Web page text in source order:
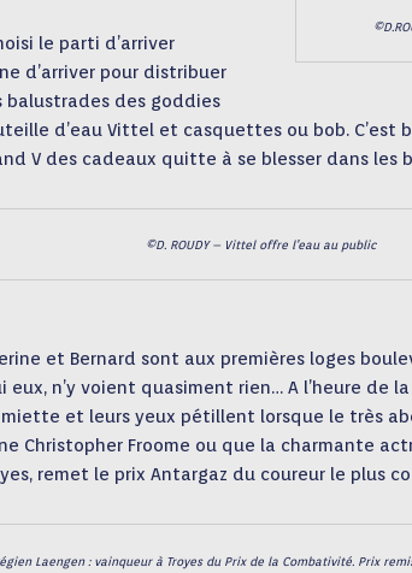
le parti d’arriver
d’arriver pour distribuer
des goddies
d’eau Vittel et casquettes ou bob.
V des cadeaux quitte à se blesser dans les
©D. ROUDY – Vittel offre l’eau au public
et Bernard sont aux premières loges
n’y voient quasiment rien… A l’heure de
miette et leurs yeux pétillent lorsque le très
Christopher Froome ou que la charmante
remet le prix Antargaz du coureur le plus
Laengen : vainqueur à Troyes du Prix de la Combativité. Prix